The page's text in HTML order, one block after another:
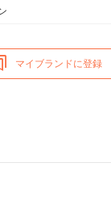
マイブランドに登録